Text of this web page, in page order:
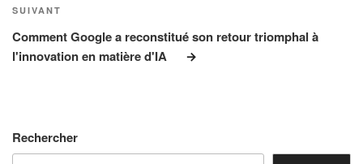
Article
suivant
SUIVANT
Comment Google a reconstitué son retour triomphal à
l'innovation en matière d'IA
Rechercher